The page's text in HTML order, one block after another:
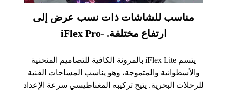
مناسب للشاشات ذات نسب عرض إلى
ارتفاع مختلفة. -iFlex Pro
يتسم iFlex Lite بالمرونة الكافية للتصاميم المنحنية
والأسطوانية والمتموجة، وهو يناسب المساحات الفنية
للرحلات البحرية. يتيح تركيبه المغناطيسي سرعة الإعداد